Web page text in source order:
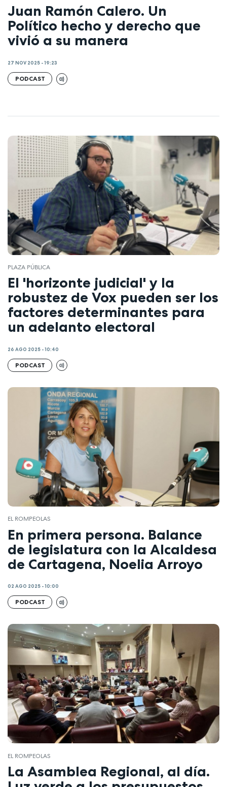
Juan Ramón Calero. Un
Político hecho y derecho que
vivió a su manera
27 NOV 2025 - 19:23
PODCAST
PLAZA PÚBLICA
El 'horizonte judicial' y la
robustez de Vox pueden ser los
factores determinantes para
un adelanto electoral
26 AGO 2025 - 10:40
PODCAST
EL ROMPEOLAS
En primera persona. Balance
de legislatura con la Alcaldesa
de Cartagena, Noelia Arroyo
02 AGO 2025 - 10:00
PODCAST
EL ROMPEOLAS
La Asamblea Regional, al día.